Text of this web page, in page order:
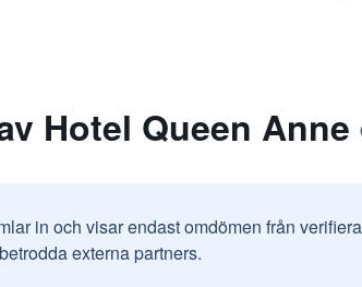
Hotel Queen Anne
in och visar endast omdömen från
externa partners.